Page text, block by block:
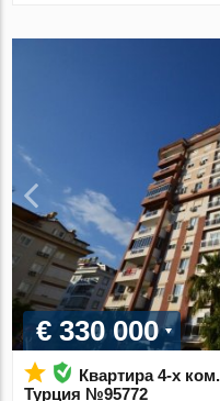
€ 330 000
Квартира 4-х
Турция №95772